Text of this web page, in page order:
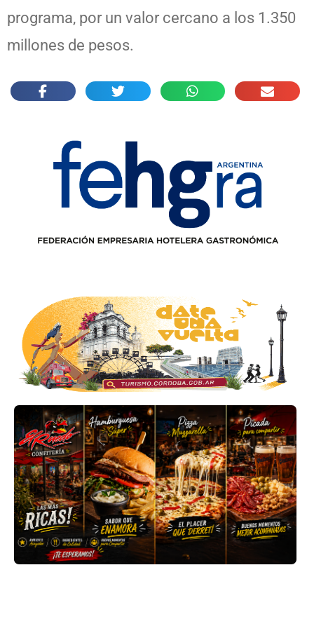
programa, por un valor cercano a los 1.350
millones de pesos.